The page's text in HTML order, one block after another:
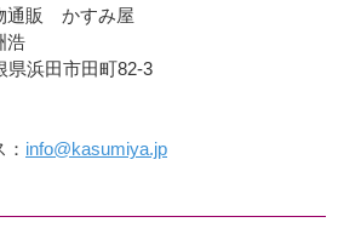
通販 かすみ屋
浩
県浜田市田町82-3
info@kasumiya.jp